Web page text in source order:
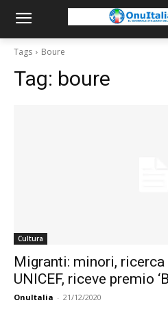
Tags Boure
Tag: boure
Cultura
Migranti: minori, ricerca
UNICEF, riceve premio
OnuItalia - 21/12/2020